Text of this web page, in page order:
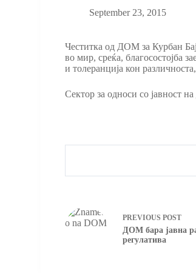
September 23, 2015
Честитка од ДОМ за Курбан
во мир, среќа, благосостојба
и толеранција кон
Сектор за односи со јавност
PREVIOUSPOST
ДОМ бара јавна
регулатива